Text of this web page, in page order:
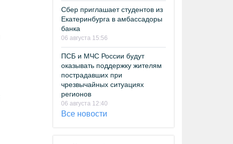
Сбер приглашает студентов из
Екатеринбурга в амбассадоры
банка
06 августа 15:56
ПСБ и МЧС России будут
оказывать поддержку жителям
пострадавших при
чрезвычайных ситуациях
регионов
06 августа 12:40
Все новости